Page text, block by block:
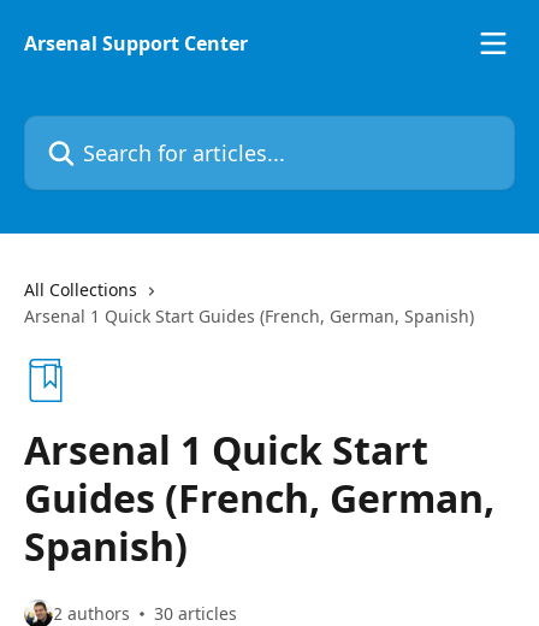
Arsenal Support Center
Search for articles...
All Collections
Arsenal 1 Quick Start Guides (French, German, Spanish)
Arsenal 1 Quick Start
Guides (French, German,
Spanish)
2 authors 30 articles